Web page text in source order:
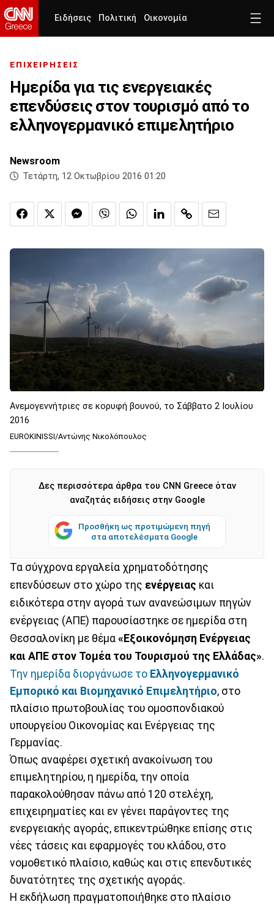
Ειδήσεις Πολιτική Οικονομία
ΕΠΙΧΕΙΡΗΣΕΙΣ
Ημερίδα για τις ενεργειακές
επενδύσεις στον τουρισμό από το
ελληνογερμανικό επιμελητήριο
Newsroom
Τετάρτη, 12 Οκτωβρίου 2016 01:20
Ανεμογεννήτριες σε κορυφή βουνού, το Σάββατο 2 Ιουλίου
2016
EUROKINISSI/Αντώνης Νικολόπουλος
Δες περισσότερα άρθρα του CNN Greece όταν
αναζητάς ειδήσεις στην Google
Προσθήκη ως προτιμώμενη πηγή
στα αποτελέσματα Google
Τα σύγχρονα εργαλεία χρηματοδότησης
επενδύσεων στο χώρο της ενέργειας και
ειδικότερα στην αγορά των ανανεώσιμων πηγών
ενέργειας (ΑΠΕ) παρουσίαστηκε σε ημερίδα στη
Θεσσαλονίκη με θέμα «Εξοικονόμηση Ενέργειας
και ΑΠΕ στον Τομέα του Τουρισμού της Ελλάδας».
Την ημερίδα διοργάνωσε το Ελληνογερμανικό
Εμπορικό και Βιομηχανικό Επιμελητήριο, στο
πλαίσιο πρωτοβουλίας του ομοσπονδιακού
υπουργείου Οικονομίας και Ενέργειας της
Γερμανίας.
Όπως αναφέρει σχετική ανακοίνωση του
επιμελητηρίου, η ημερίδα, την οποία
παρακολούθησαν πάνω από 120 στελέχη,
επιχειρηματίες και εν γένει παράγοντες της
ενεργειακής αγοράς, επικεντρώθηκε επίσης στις
νέες τάσεις και εφαρμογές του κλάδου, στο
νομοθετικό πλαίσιο, καθώς και στις επενδυτικές
δυνατότητες της σχετικής αγοράς.
Η εκδήλωση πραγματοποιήθηκε στο πλαίσιο